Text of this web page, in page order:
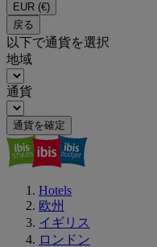
EUR (€)
戻る
以下で通貨を選択
地域
通貨
通貨を確定
Hotels
欧州
イギリス
ロンドン